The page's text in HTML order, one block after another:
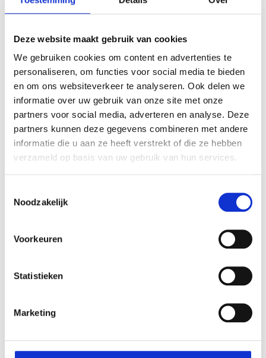
Deze website maakt gebruik van cookies
We gebruiken cookies om content en advertenties te
personaliseren, om functies voor social media te bieden
en om ons websiteverkeer te analyseren. Ook delen we
informatie over uw gebruik van onze site met onze
partners voor social media, adverteren en analyse. Deze
partners kunnen deze gegevens combineren met andere
informatie die u aan ze heeft verstrekt of die ze hebben
verzameld op basis van uw gebruik van hun services.
Noodzakelijk
Voorkeuren
Statistieken
Marketing
Delen
Facebook
Delen
WhatsApp
Delen
LinkedIn
Delen
e-
Foto's